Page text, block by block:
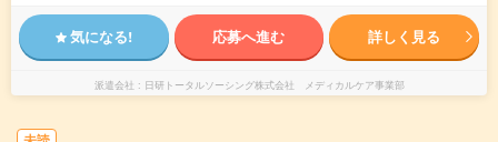
気になる! 応募へ進む 詳しく見る
派遣会社 日研トータルソーシング株式会社 メディカルケア事業部